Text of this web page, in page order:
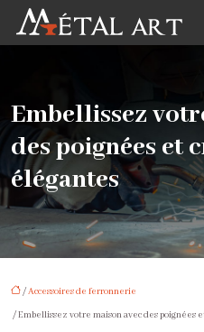
Embellissez
des poignées et
élégantes
/Accessoires de ferronnerie
/ Embellissez votre maison avec des poignées